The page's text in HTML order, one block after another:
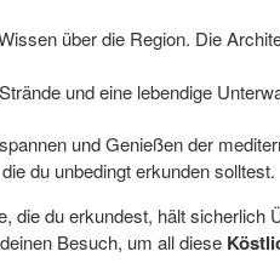
über die Region. Die
und eine lebendige
und Genießen der
du unbedingt erkunden solltest.
die du erkundest, hält sicherlich
Besuch, um all diese